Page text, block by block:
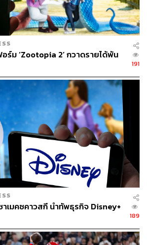
บรดเข้าทำงานที่ดิสนีย์เป็นช่วงระยะ
นาโปรเจกต์แอนิเมชันเรื่องThe Fox
ก่อนจะลาออกและได้มีส่วนร่วมใน
างๆ อีกมากมาย ทั้งแอนิเมชัน ซีรีส์ และ
Not Included
(1987) ภาพยนตร์
ยนบท และแอนิเมชันซีรีส์ยอดฮิตอย่าง
ดร่วมพัฒนาจากแอนิเมชันความยาว
ป็นซีรีส์ขนาดยาว ซึ่งเขายังรับหน้าที่
าให้ในหลายๆ เอพิโสด
ร์ม ‘Zootopia 2’ กวาดรายได้พัน
191
เมคซคาวสกี นำทัพธุรกิจ Disney+
189